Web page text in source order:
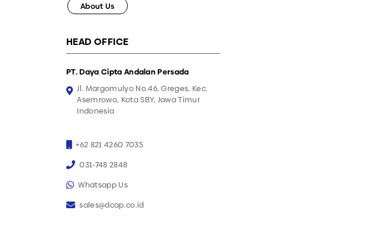
About Us
HEAD OFFICE
PT. Daya Cipta Andalan Persada
Jl. Margomulyo No.46, Greges, Kec.
Asemrowo, Kota SBY, Jawa Timur
Indonesia
+62 821 4260 7035
031-748 2848
Whatsapp Us
sales@dcap.co.id